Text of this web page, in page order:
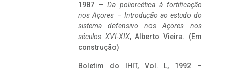
1987 – Da poliorcética à fortificação
nos Açores – Introdução ao estudo do
sistema defensivo nos Açores nos
séculos XVI-XIX, Alberto Vieira. (Em
construção)
Boletim do IHIT, Vol. L, 1992 –